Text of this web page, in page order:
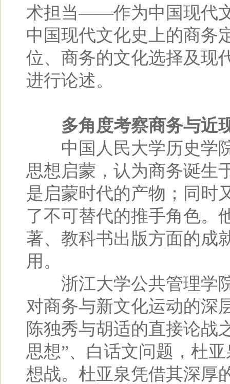
术担当——作为中国现代
中国现代文化史上的商务
位、商务的文化选择及现
进行论述。
多角度考察商务与近
中国人民大学历史学院
思想启蒙，认为商务诞生
是启蒙时代的产物；同时
了不可替代的推手角色。
著、教科书出版方面的成
用。
浙江大学公共管理学院
对商务与新文化运动的深
陈独秀与胡适的直接论战
思想”、白话文问题，杜
想战。杜亚泉凭借其深厚